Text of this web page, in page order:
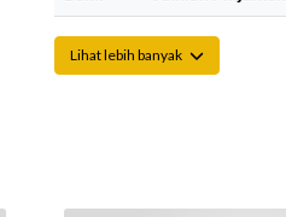
Lihat lebih banyak